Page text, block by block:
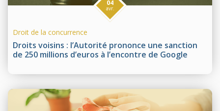
Droits voisins : l’Autorité prononce une sanction
de 250 millions d’euros à l’encontre de Google
04
avr.
Droit de la concurrence